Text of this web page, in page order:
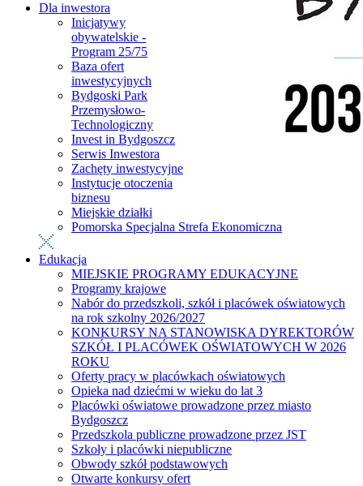
Dla inwestora
Inicjatywy
obywatelskie -
Program 25/75
Baza ofert
inwestycyjnych
Bydgoski Park
Przemysłowo-
Technologiczny
Invest in Bydgoszcz
Serwis Inwestora
Zachęty inwestycyjne
Instytucje otoczenia
biznesu
Miejskie działki
Pomorska Specjalna Strefa Ekonomiczna
Edukacja
MIEJSKIE PROGRAMY EDUKACYJNE
Programy krajowe
Nabór do przedszkoli, szkół i placówek oświatowych
na rok szkolny 2026/2027
KONKURSY NA STANOWISKA DYREKTORÓW
SZKÓŁ I PLACÓWEK OŚWIATOWYCH W 2026
ROKU
Oferty pracy w placówkach oświatowych
Opieka nad dziećmi w wieku do lat 3
Placówki oświatowe prowadzone przez miasto
Bydgoszcz
Przedszkola publiczne prowadzone przez JST
Szkoły i placówki niepubliczne
Obwody szkół podstawowych
Otwarte konkursy ofert